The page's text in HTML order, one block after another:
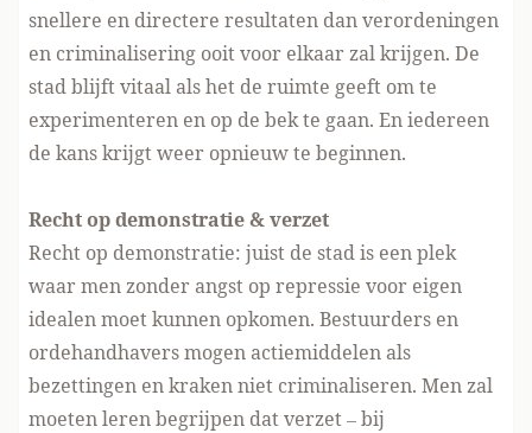
snellere en directere resultaten dan verordeningen
en criminalisering ooit voor elkaar zal krijgen. De
stad blijft vitaal als het de ruimte geeft om te
experimenteren en op de bek te gaan. En iedereen
de kans krijgt weer opnieuw te beginnen.
Recht op demonstratie & verzet
Recht op demonstratie: juist de stad is een plek
waar men zonder angst op repressie voor eigen
idealen moet kunnen opkomen. Bestuurders en
ordehandhavers mogen actiemiddelen als
bezettingen en kraken niet criminaliseren. Men zal
moeten leren begrijpen dat verzet – bij